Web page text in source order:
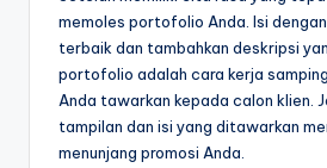
memoles portofolio Anda. Isi
terbaik dan tambahkan deskripsi
portofolio adalah cara kerja
Anda tawarkan kepada calon klien.
tampilan dan isi yang ditawarkan
menunjang promosi Anda.